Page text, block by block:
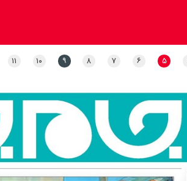
۵ ۶ ۷ ۸ ۹ ۱۰ ۱۱